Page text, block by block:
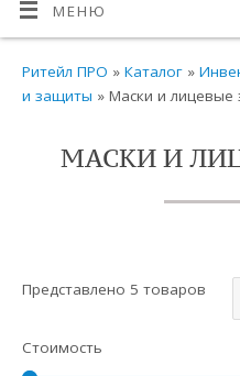
МЕНЮ
Ритейл ПРО »Каталог »
и защиты » Маски и лицевые
МАСКИ И
Представлено 5 товаров
Стоимость